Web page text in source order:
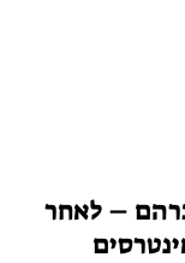
– לאחר